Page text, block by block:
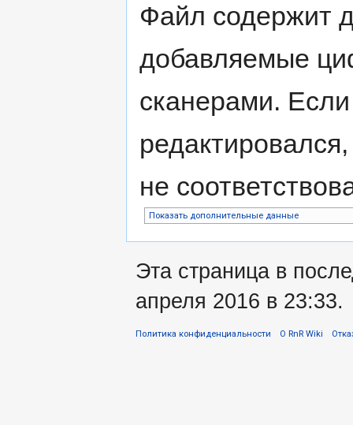
Файл содержит
добавляемые
сканерами.
не
Показать дополнительные данные
Эта страница в
апреля 2016 в 23:33.
Политика конфиденциальности О RnR Wiki